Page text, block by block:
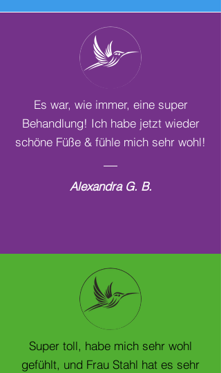
Es war, wie immer, eine super
Behandlung! Ich habe jetzt wieder
schöne Füße & fühle mich sehr wohl!
Alexandra G. B.
Super toll, habe mich sehr wohl
gefühlt, und Frau Stahl hat es sehr